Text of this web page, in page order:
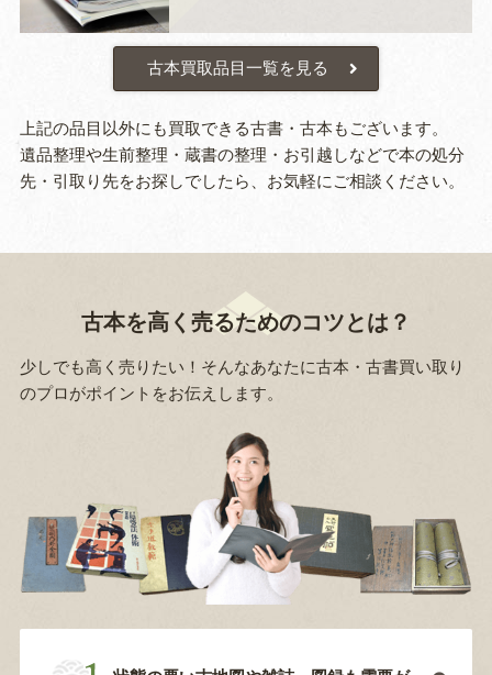
古本買取品目一覧を見る
上記の品目以外にも買取できる古書・古本もございます。
遺品整理や生前整理・蔵書の整理・お引越しなどで本の処分
先・引取り先をお探しでしたら、お気軽にご相談ください。
古本を高く売るためのコツとは？
少しでも高く売りたい！そんなあなたに古本・古書買い取り
のプロがポイントをお伝えします。